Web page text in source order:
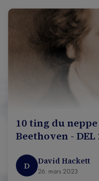
10 ting du
Beethoven - DEL
D David Hackett
26. mars 2023